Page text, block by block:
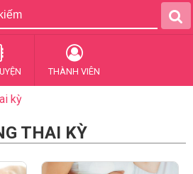
THÀNH VIÊN
kỳ
THAI KỲ